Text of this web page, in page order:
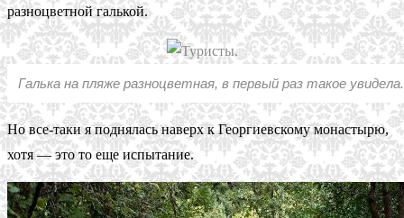
разноцветной галькой.
Галька на пляже разноцветная, в первый раз такое увидела.
Но все-таки я поднялась наверх к Георгиевскому монастырю,
хотя — это то еще испытание.